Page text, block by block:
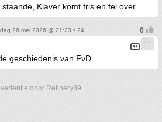
Klaver komt fris en fel over
26 mei 2026 @ 21:23 • 24
geschiedenis van FvD
door Refinery89